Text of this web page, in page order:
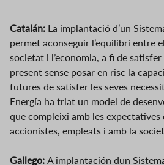
Catalán: La implantació d’un
permet aconseguir l’equilibri entre
societat i l’economia, a fi de
present sense posar en risc la
futures de satisfer les seves
Energía ha triat un model de
que compleixi amb les expectatives
accionistes, empleats i amb la
Gallego: A implantación dun